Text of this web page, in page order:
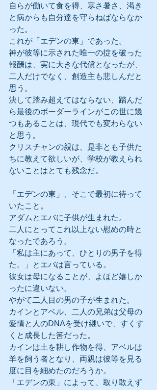
自らが働いて食を得、寒さ暑さ、渇き
と病からも自分達を守らねばならなか
った。
これが「エデンの東」であった。
神が彼等に示された唯一の掟を破った
報酬は、実に大きな代償となったが、
二人だけでなく、創造主も悲しんだと
思う。
決して踏み超えてはならない、踏んだ
ら最後のボーダーラインがこの世に幾
つもあることは、現代でも変わらない
と思う。
クリスチャンの親は、是非とも子供た
ちに教えて欲しいが、学校が教えられ
ないことはとても残念だ。
「エデンの東」、そこで最初に待って
いたこと。
アダムとエバに子供が生まれた。
二人にとってこれ以上ない慰めの時と
なったであろう。
「私は主にあって、ひとりの男子を得
た。」とエバは言っている。
彼女は母になることが、よほど嬉しか
ったに違いない。
やがて二人目の男の子が生まれた。
カインとアベル、二人の兄弟は父母の
愛情と人のDNAを受け継いで、すくす
くと成長した筈だった。
カインは土を耕し作物を得、アベルは
羊を飼う者となり、両親は彼等を見る
度に目を細めたのだろうか。
「エデンの東」によって、取り敢えず